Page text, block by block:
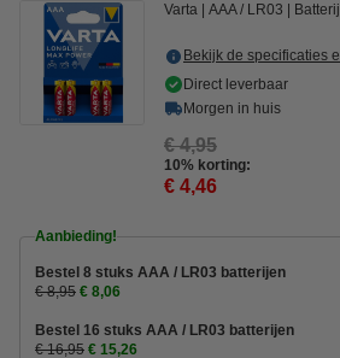
Varta AAA / LR03 Batterij
Bekijk de specificaties
Direct leverbaar
Morgen in huis
€ 4,95
10% korting:
€ 4,46
Aanbieding!
Bestel 8 stuks AAA / LR03 batterijen
€ 8,95 € 8,06
Bestel 16 stuks AAA / LR03 batterijen
€ 16,95 € 15,26